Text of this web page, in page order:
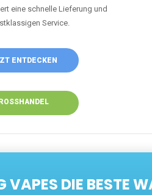
eine schnelle Lieferung und
Service.
ENTDECKEN
VAPES DIE BESTE